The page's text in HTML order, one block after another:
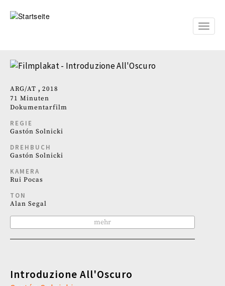
zum
Toggle
ARG AT
2018
71 Minuten
Dokumentarfilm
REGIE
Gastón Solnicki
DREHBUCH
Gastón Solnicki
KAMERA
Rui Pocas
TON
Alan Segal
mehr
Introduzione All'Oscuro